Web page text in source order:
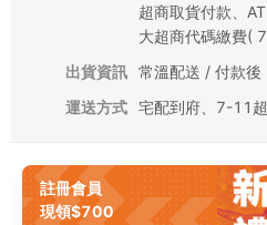
超商取貨付款、
大超商代碼繳費(
出貨資訊 常溫配送 / 付款
運送方式 宅配到府 7-11
註冊會員
現領$700